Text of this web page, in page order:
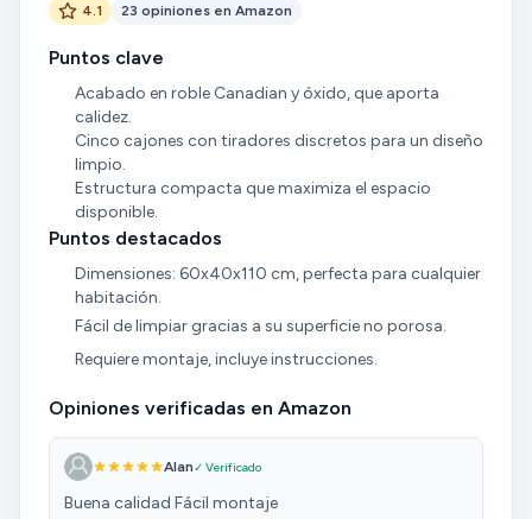
4.1 23 opiniones en Amazon
Puntos clave
Acabado en roble Canadian y óxido, que aporta
calidez.
Cinco cajones con tiradores discretos para un diseño
limpio.
Estructura compacta que maximiza el espacio
disponible.
Puntos destacados
Dimensiones: 60x40x110 cm, perfecta para cualquier
habitación.
Fácil de limpiar gracias a su superficie no porosa.
Requiere montaje, incluye instrucciones.
Opiniones verificadas en Amazon
Alan✓ Verificado
Buena calidad Fácil montaje